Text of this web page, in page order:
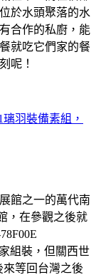
於水頭聚落的水
合作的私廚，能
就吃它們家的餐
呢！
羽裝備素組，
館之一的萬代南
，在參觀之後就
組裝，但關西世
等回台灣之後